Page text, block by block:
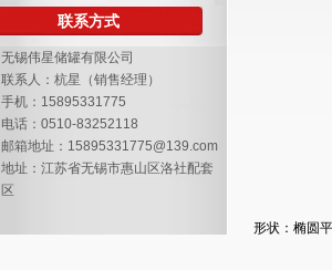
联系方式
无锡伟星储罐有限公司
联系人：杭星（销售经理）
手机：15895331775
电话：0510-83252118
邮箱地址：15895331775@139.com
地址：江苏省无锡市惠山区洛社配套
区
形状：椭圆